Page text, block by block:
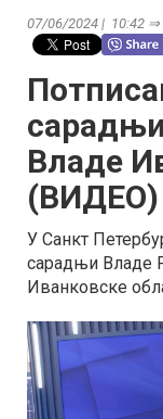
07/06/2024 | 10:42 ⇒
Владе
(ВИДЕО)
У Санкт
сарадњи Владе
Иванковске